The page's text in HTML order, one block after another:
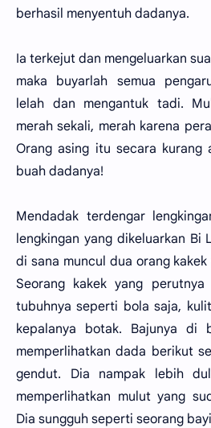
berhasil menyentuh dadanya.
Ia terkejut dan mengeluarkan
maka buyarlah semua
lelah dan mengantuk tadi.
merah sekali, merah karena
Orang asing itu secara kurang
buah dadanya!
Mendadak terdengar
lengkingan yang dikeluarkan
di sana muncul dua orang
Seorang kakek yang
tubuhnya seperti bola saja,
kepalanya botak. Bajunya di
memperlihatkan dada berikut
gendut. Dia nampak lebih
memperlihatkan mulut yang
Dia sungguh seperti seorang